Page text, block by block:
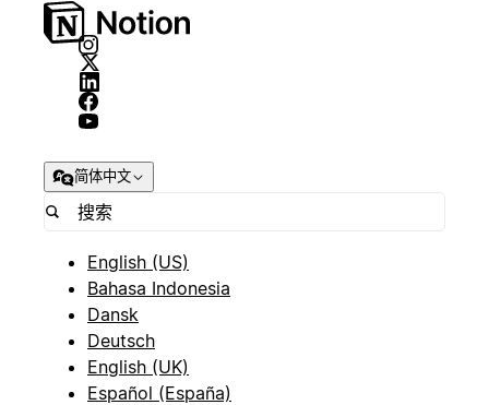
简体中文
English (US)
Bahasa Indonesia
Dansk
Deutsch
English (UK)
Español (España)